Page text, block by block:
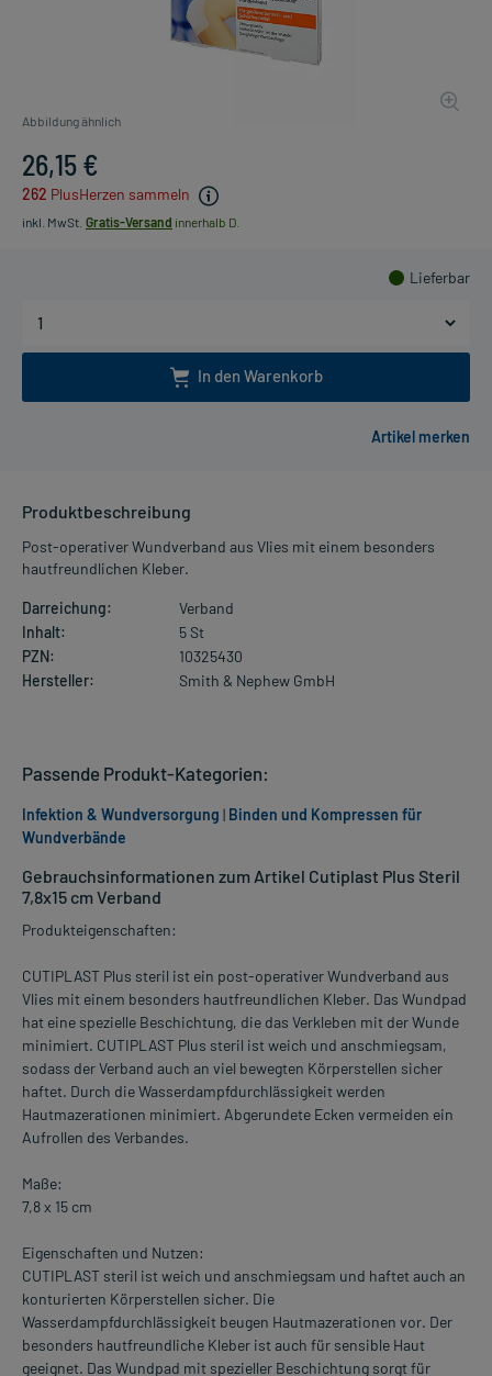
Abbildung ähnlich
26,15 €
262 PlusHerzen sammeln
inkl. MwSt. Gratis-Versand innerhalb D.
Lieferbar
In den Warenkorb
Produktbeschreibung
Post-operativer Wundverband aus Vlies mit einem besonders
hautfreundlichen Kleber.
Darreichung:
Verband
Inhalt:
5 St
PZN:
10325430
Hersteller:
Smith & Nephew GmbH
Gebrauchsinformationen zum Artikel Cutiplast Plus Steril
7,8x15 cm Verband
Produkteigenschaften:
CUTIPLAST Plus steril ist ein post-operativer Wundverband aus
Vlies mit einem besonders hautfreundlichen Kleber. Das Wundpad
hat eine spezielle Beschichtung, die das Verkleben mit der Wunde
minimiert. CUTIPLAST Plus steril ist weich und anschmiegsam,
sodass der Verband auch an viel bewegten Körperstellen sicher
haftet. Durch die Wasserdampfdurchlässigkeit werden
Hautmazerationen minimiert. Abgerundete Ecken vermeiden ein
Aufrollen des Verbandes.
Maße:
7,8 x 15 cm
Eigenschaften und Nutzen:
CUTIPLAST steril ist weich und anschmiegsam und haftet auch an
konturierten Körperstellen sicher. Die
Wasserdampfdurchlässigkeit beugen Hautmazerationen vor. Der
besonders hautfreundliche Kleber ist auch für sensible Haut
geeignet. Das Wundpad mit spezieller Beschichtung sorgt für
Passende Produkt-Kategorien:
Infektion & Wundversorgung | Binden und Kompressen für
Wundverbände